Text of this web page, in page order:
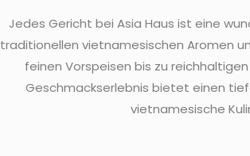
Jedes Gericht bei Asia Haus ist eine
traditionellen vietnamesischen Aromen
feinen Vorspeisen bis zu
Geschmackserlebnis bietet einen
vietnamesische